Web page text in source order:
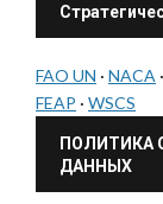
FAO UN · NACA ·
FEAP · WSCS
ПОЛИТИКА
ДАННЫХ